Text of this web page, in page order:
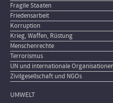
Fragile Staaten
Friedensarbeit
Korruption
Krieg, Waffen, Rüstung
Menschenrechte
Terrorismus
UN und internationale Organisationen
Zivilgesellschaft und NGOs
UMWELT